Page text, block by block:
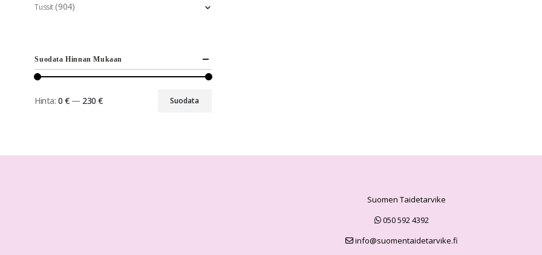
Tussit (904)
Suodata Hinnan Mukaan
Suodata
Hinta: 0 €— 230 €
Suomen Taidetarvike
050 592 4392
info@suomentaidetarvike.fi